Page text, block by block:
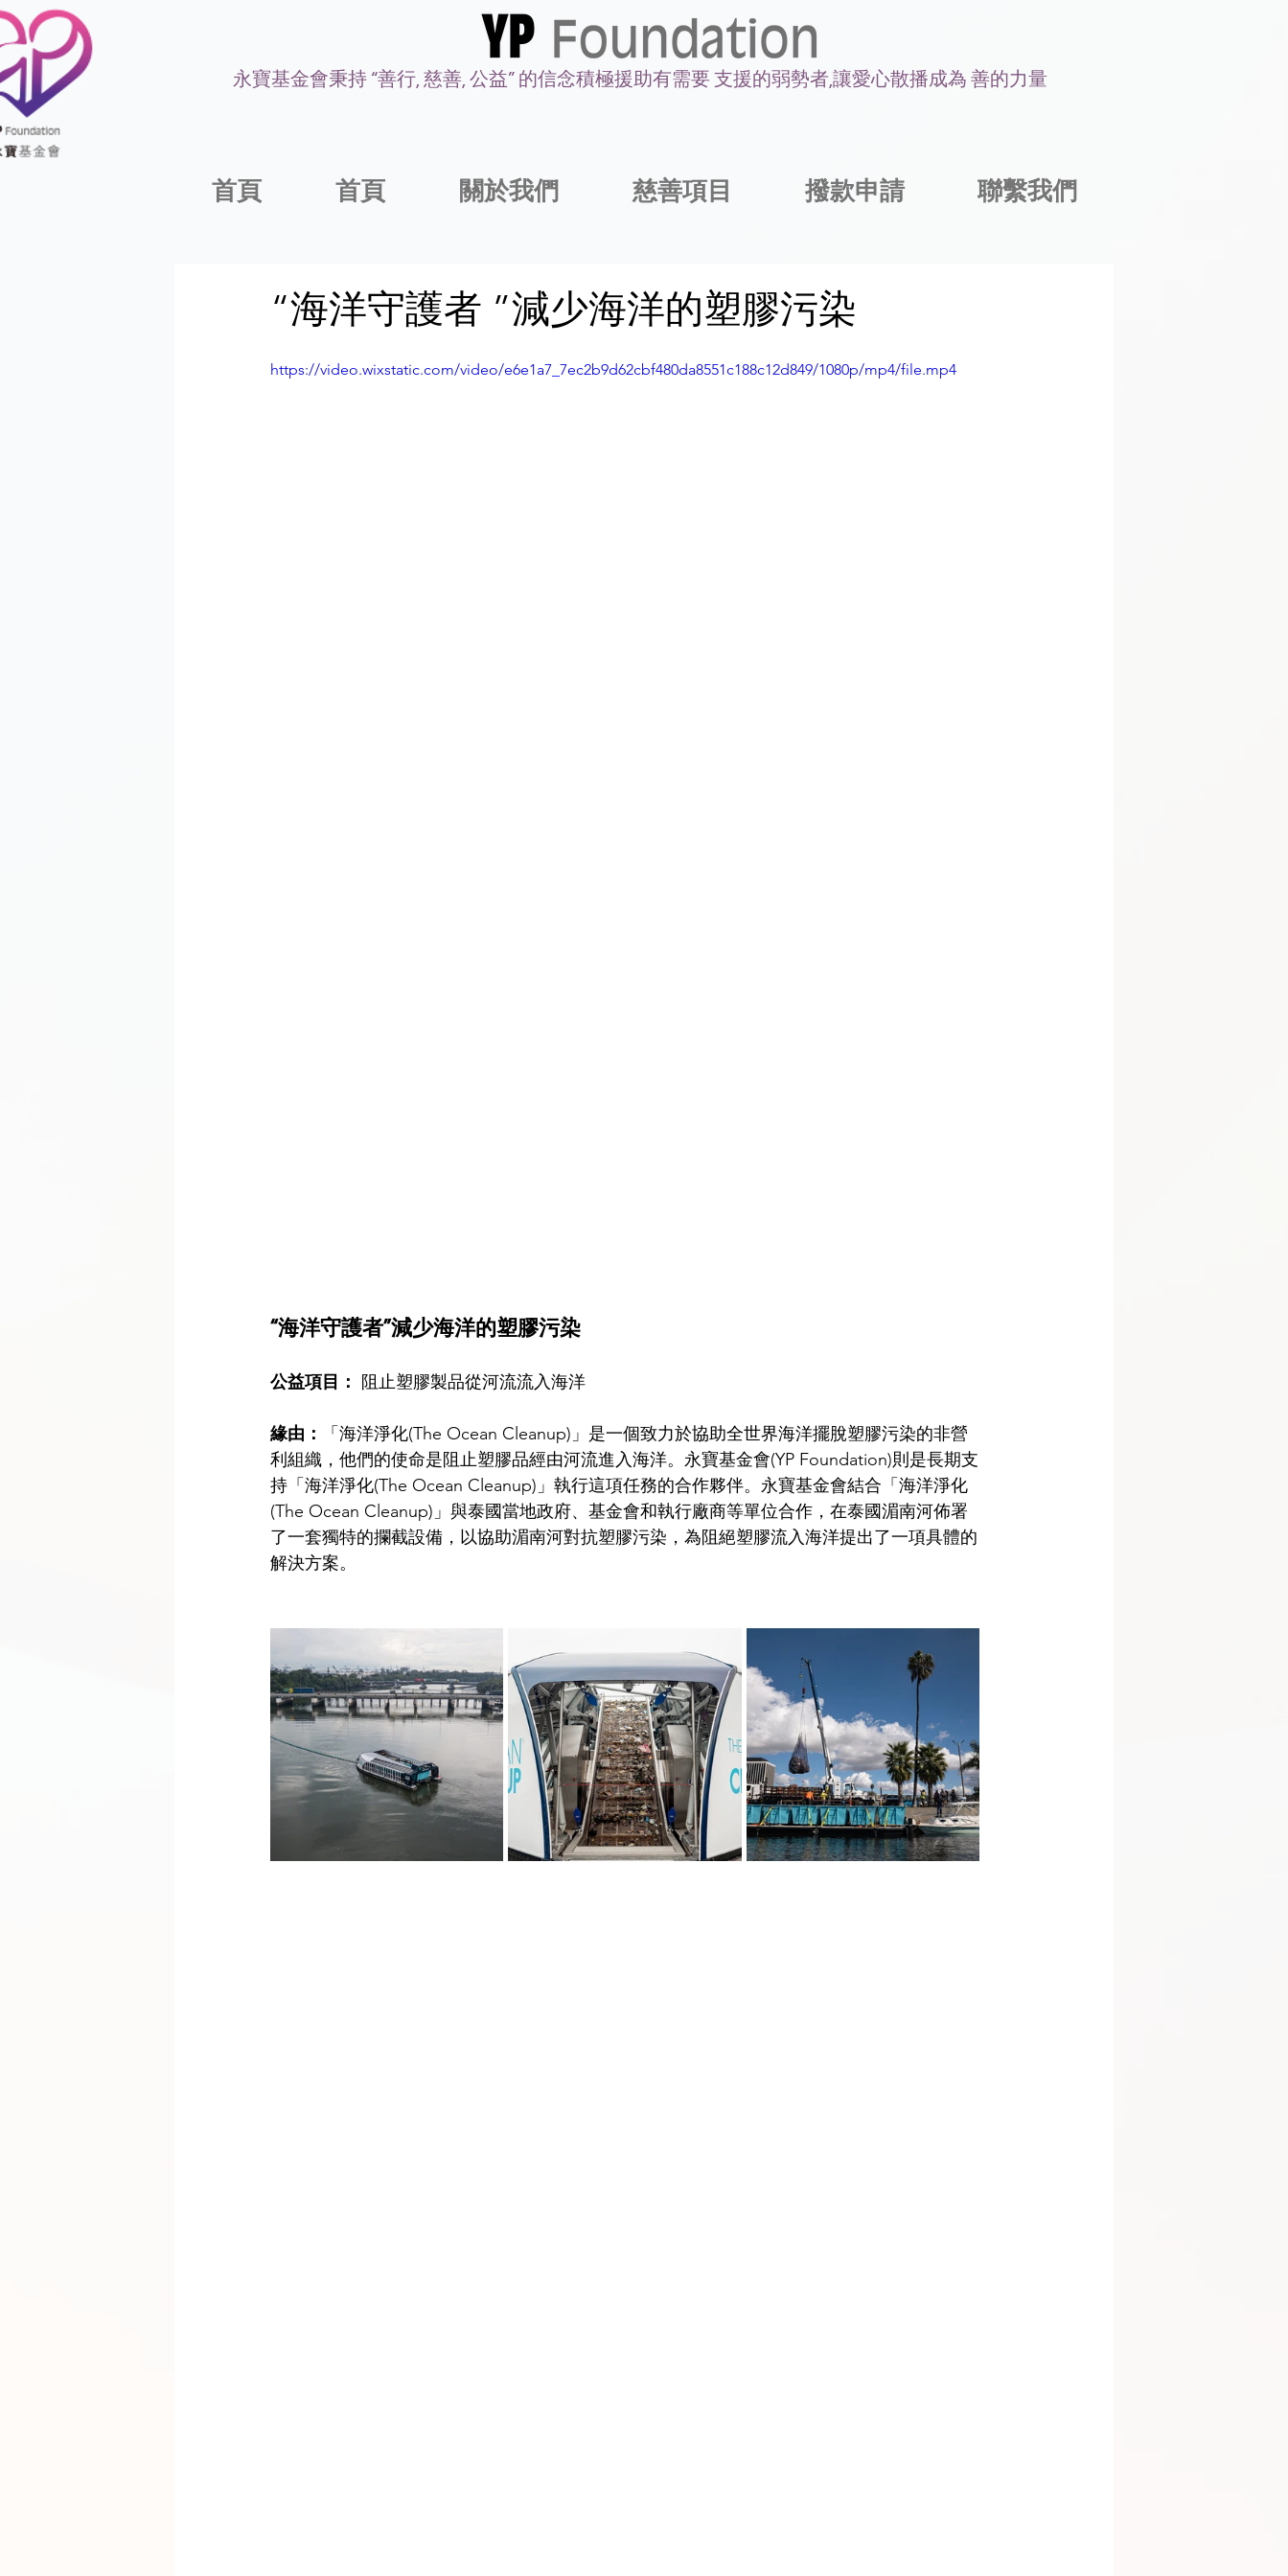
永寶基金會秉持 “善行, 慈善, 公益” 的信念積極援助有需要 支援的弱勢者,讓愛心散播成為 善的力量
首頁 首頁 關於我們 慈善項目 撥款申請 聯繫我們
“海洋守護者 ”減少海洋的塑膠污染
https://video.wixstatic.com/video/e6e1a7_7ec2b9d62cbf480da8551c188c12d849/1080p/mp4/file.mp4
“海洋守護者”減少海洋的塑膠污染
公益項目： 阻止塑膠製品從河流流入海洋
緣由：
「海洋淨化(The Ocean Cleanup)」是一個致力於協助全世界海洋擺脫塑膠污染的非營
利組織，他們的使命是阻止塑膠品經由河流進入海洋。永寶基金會(YP Foundation)則是長期支
持「海洋淨化(The Ocean Cleanup)」執行這項任務的合作夥伴。永寶基金會結合「海洋淨化
(The Ocean Cleanup)」與泰國當地政府、基金會和執行廠商等單位合作，在泰國湄南河佈署
了一套獨特的攔截設備，以協助湄南河對抗塑膠污染，為阻絕塑膠流入海洋提出了一項具體的
解決方案。